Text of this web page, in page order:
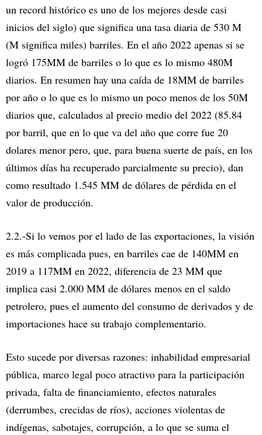
un record histórico es uno de los mejores desde casi
inicios del siglo) que significa una tasa diaria de 530 M
(M significa miles) barriles. En el año 2022 apenas si se
logró 175MM de barriles o lo que es lo mismo 480M
diarios. En resumen hay una caída de 18MM de barriles
por año o lo que es lo mismo un poco menos de los 50M
diarios que, calculados al precio medio del 2022 (85.84
por barril, que en lo que va del año que corre fue 20
dolares menor pero, que, para buena suerte de país, en los
últimos días ha recuperado parcialmente su precio), dan
como resultado 1.545 MM de dólares de pérdida en el
valor de producción.
2.2.-Si lo vemos por el lado de las exportaciones, la visión
es más complicada pues, en barriles cae de 140MM en
2019 a 117MM en 2022, diferencia de 23 MM que
implica casi 2.000 MM de dólares menos en el saldo
petrolero, pues el aumento del consumo de derivados y de
importaciones hace su trabajo complementario.
Esto sucede por diversas razones: inhabilidad empresarial
pública, marco legal poco atractivo para la participación
privada, falta de financiamiento, efectos naturales
(derrumbes, crecidas de ríos), acciones violentas de
indígenas, sabotajes, corrupción, a lo que se suma el